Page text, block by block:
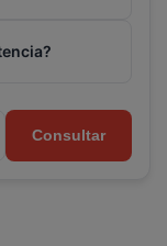
Consultar